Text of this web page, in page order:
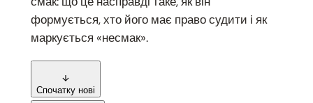
формується, хто його має право судити і як
маркується «несмак».
Спочатку нові